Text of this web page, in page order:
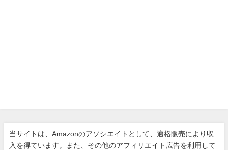
当サイトは、Amazonのアソシエイトとして、適格販売により収
入を得ています。また、その他のアフィリエイト広告を利用して